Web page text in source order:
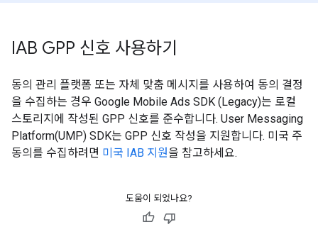
IAB GPP 신호 사용하기
동의 관리 플랫폼 또는 자체 맞춤 메시지를 사용하여 동의 결정
을 수집하는 경우 Google Mobile Ads SDK (Legacy)는 로컬
스토리지에 작성된 GPP 신호를 준수합니다. User Messaging
Platform(UMP) SDK는 GPP 신호 작성을 지원합니다. 미국 주
동의를 수집하려면 미국 IAB 지원을 참고하세요.
도움이 되었나요?